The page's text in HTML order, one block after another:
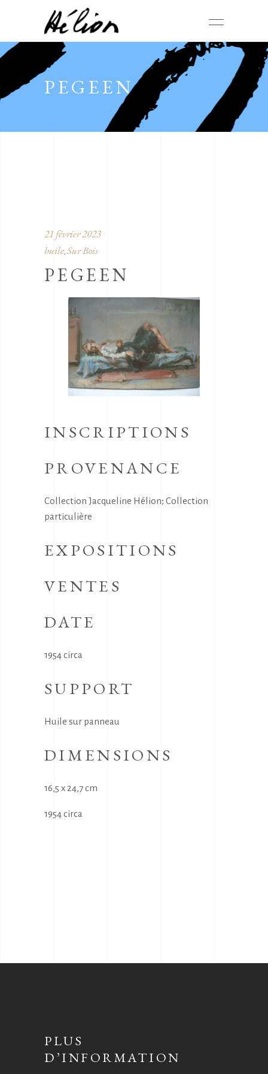
PEGEEN
21 février 2023
huile, Sur Bois
PEGEEN
INSCRIPTIONS
PROVENANCE
Collection Jacqueline Hélion; Collection
particulière
EXPOSITIONS
VENTES
DATE
1954 circa
SUPPORT
Huile sur panneau
DIMENSIONS
16,5 x 24,7 cm
1954 circa
PLUS
D’INFORMATION